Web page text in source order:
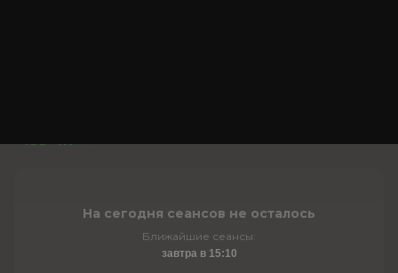
На сегодня сеансов не осталось
Ближайшие сеансы:
завтра в 15:10